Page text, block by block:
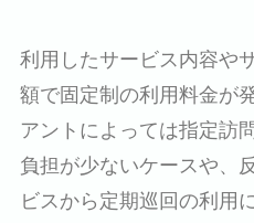
利用したサービス内容や
額で固定制の利用料金が
アントによっては指定訪
負担が少ないケースや、
ビスから定期巡回の利用